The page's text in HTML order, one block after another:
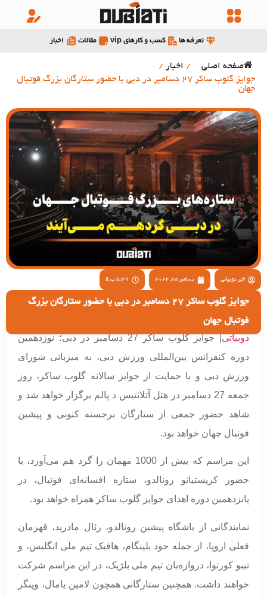
تعرفه ها کسب و کارهای vip مقالات اخبار
صفحه اصلی / اخبار /
جوایز گلوب ساکر 27 دسامبر در دبی با حضور ستارگان بزرگ فوتبال
جهان
خبر دوبیاتی دسامبر 25, 2024 5:39 ب.ظ
جوایز گلوب ساکر 27 دسامبر در دبی با حضور ستارگان بزرگ
فوتبال جهان
دوبیاتی
| جوایز گلوب ساکر 27 دسامبر در دبی؛ نوزدهمین
دوره کنفرانس بین‌المللی ورزش دبی، به میزبانی شورای
ورزش دبی و با حمایت از جوایز سالانه گلوب ساکر، روز
جمعه 27 دسامبر در هتل آتلانتیس د پالم برگزار خواهد شد و
شاهد حضور جمعی از ستارگان برجسته کنونی و پیشین
فوتبال جهان خواهد بود.
این مراسم که بیش از 1000 مهمان را گرد هم می‌آورد، با
حضور کریستیانو رونالدو، ستاره افسانه‌ای فوتبال، در
پانزدهمین دوره اهدای جوایز گلوب ساکر همراه خواهد بود.
نمایندگانی از باشگاه پیشین رونالدو، رئال مادرید، قهرمان
فعلی اروپا، از جمله جود بلینگام، هافبک تیم ملی انگلیس، و
تیبو کورتوا، دروازه‌بان تیم ملی بلژیک، در این مراسم شرکت
خواهند داشت. همچنین ستارگانی همچون لامین یامال، وینگر